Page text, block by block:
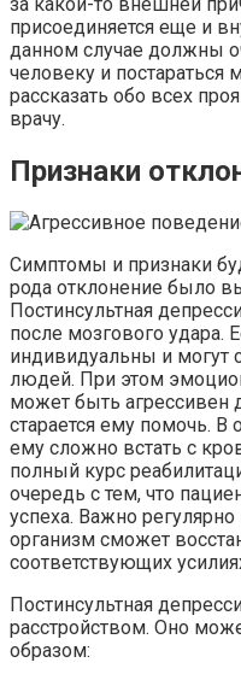
присоединяется еще и
данном случае должны
человеку и постараться
рассказать обо всех
врачу.
Признаки
Симптомы и признаки
рода отклонение было
Постинсультная
после мозгового удара.
индивидуальны и могут
людей. При этом
может быть агрессивен
старается ему помочь. В
ему сложно встать с
полный курс
очередь с тем, что
успеха. Важно
организм сможет
соответствующих
Постинсультная
расстройством. Оно
образом: